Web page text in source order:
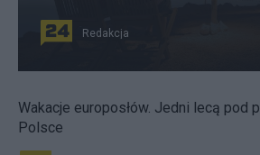
Redakcja
Wakacje europosłów. Jedni lecą pod
Polsce